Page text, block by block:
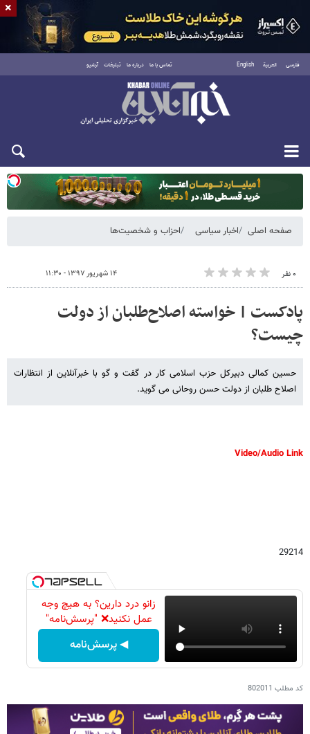
فارسی العربية English تماس با ما درباره ما تبلیغات آرشیو
یکشنبه ۱۸ مرداد ۱۴۰۵
صفحه اصلی اخبار سیاسی احزاب و شخصیت‌ها
۰ نفر ۱۴ شهریور ۱۳۹۷ - ۱۱:۳۰
پادکست | خواسته اصلاح‌طلبان از دولت
چیست؟
حسین کمالی دبیرکل حزب اسلامی کار در گفت و گو با خبرآنلاین از انتظارات
اصلاح طلبان از دولت حسن روحانی می گوید.
Video/Audio Link
29214
زانو درد دارین؟ به هیچ وجه
عمل نکنید❌ "پرسش‌نامه"
◀ پرسش‌نامه
کد مطلب 802011
×